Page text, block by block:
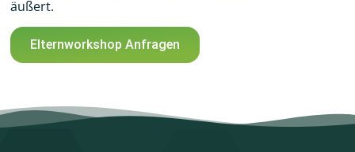
äußert.
Elternworkshop Anfragen